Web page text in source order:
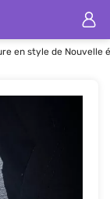
en style de